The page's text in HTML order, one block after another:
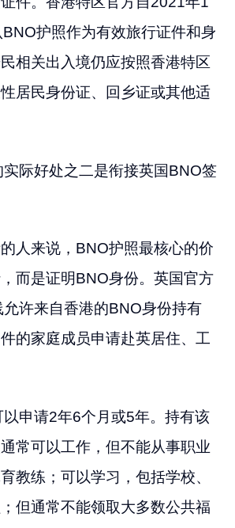
护照作为有效旅行证件和身
相关出入境仍应按照香港特区
居民身份证、回乡证或其他适
际好处之二是衔接英国BNO签
人来说，BNO护照最核心的价
而是证明BNO身份。英国官方
许来自香港的BNO身份持有
的家庭成员申请赴英居住、工
申请2年6个月或5年。持有该
常可以工作，但不能从事职业
教练；可以学习，包括学校、
但通常不能领取大多数公共福